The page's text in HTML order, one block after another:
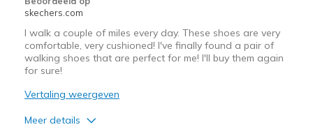
View On Shoes
skechers.com
I walk a couple of miles every day. These shoes are very
comfortable, very cushioned! I've finally found a pair of
walking shoes that are perfect for me! I'll buy them again
for sure!
Vertaling weergeven
Meer details